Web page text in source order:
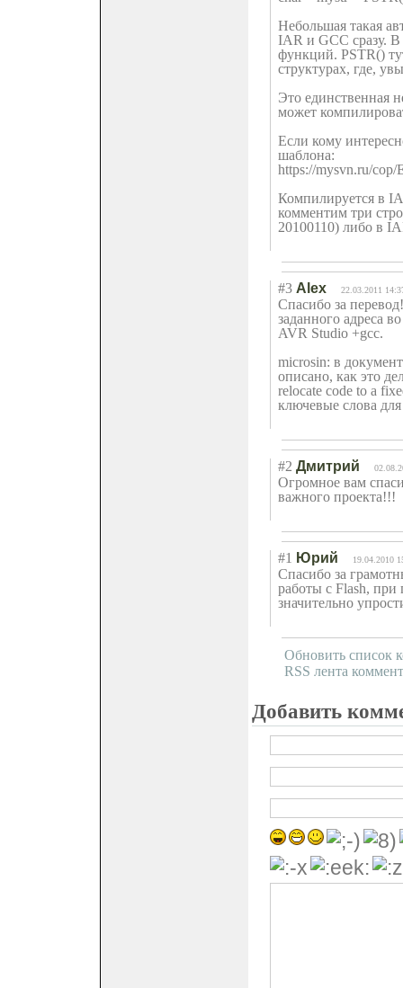
Небольшая такая
IAR и GCC сразу.
функций. PSTR()
структурах, где,
Это единственная
может
Если кому
шаблона:
https://mysvn.ru/cop/
Компилируется в
комментим три
20100110) либо в
#3 Alex 22.03.2011
Спасибо за
заданного адреса
AVR Studio +gcc.
microsin: в
описано, как это
relocate code to a
ключевые слова
#2 Дмитрий
Огромное вам
важного проекта!!!
#1 Юрий 19.04.2010
Спасибо за
работы с Flash, при
значительно
Обновить список
RSS лента
Добавить